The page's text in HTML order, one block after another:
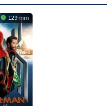
129 min